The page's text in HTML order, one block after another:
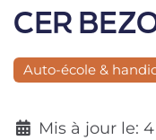
conduite
adaptée
CER
Auto-école &
Mis à jour le: